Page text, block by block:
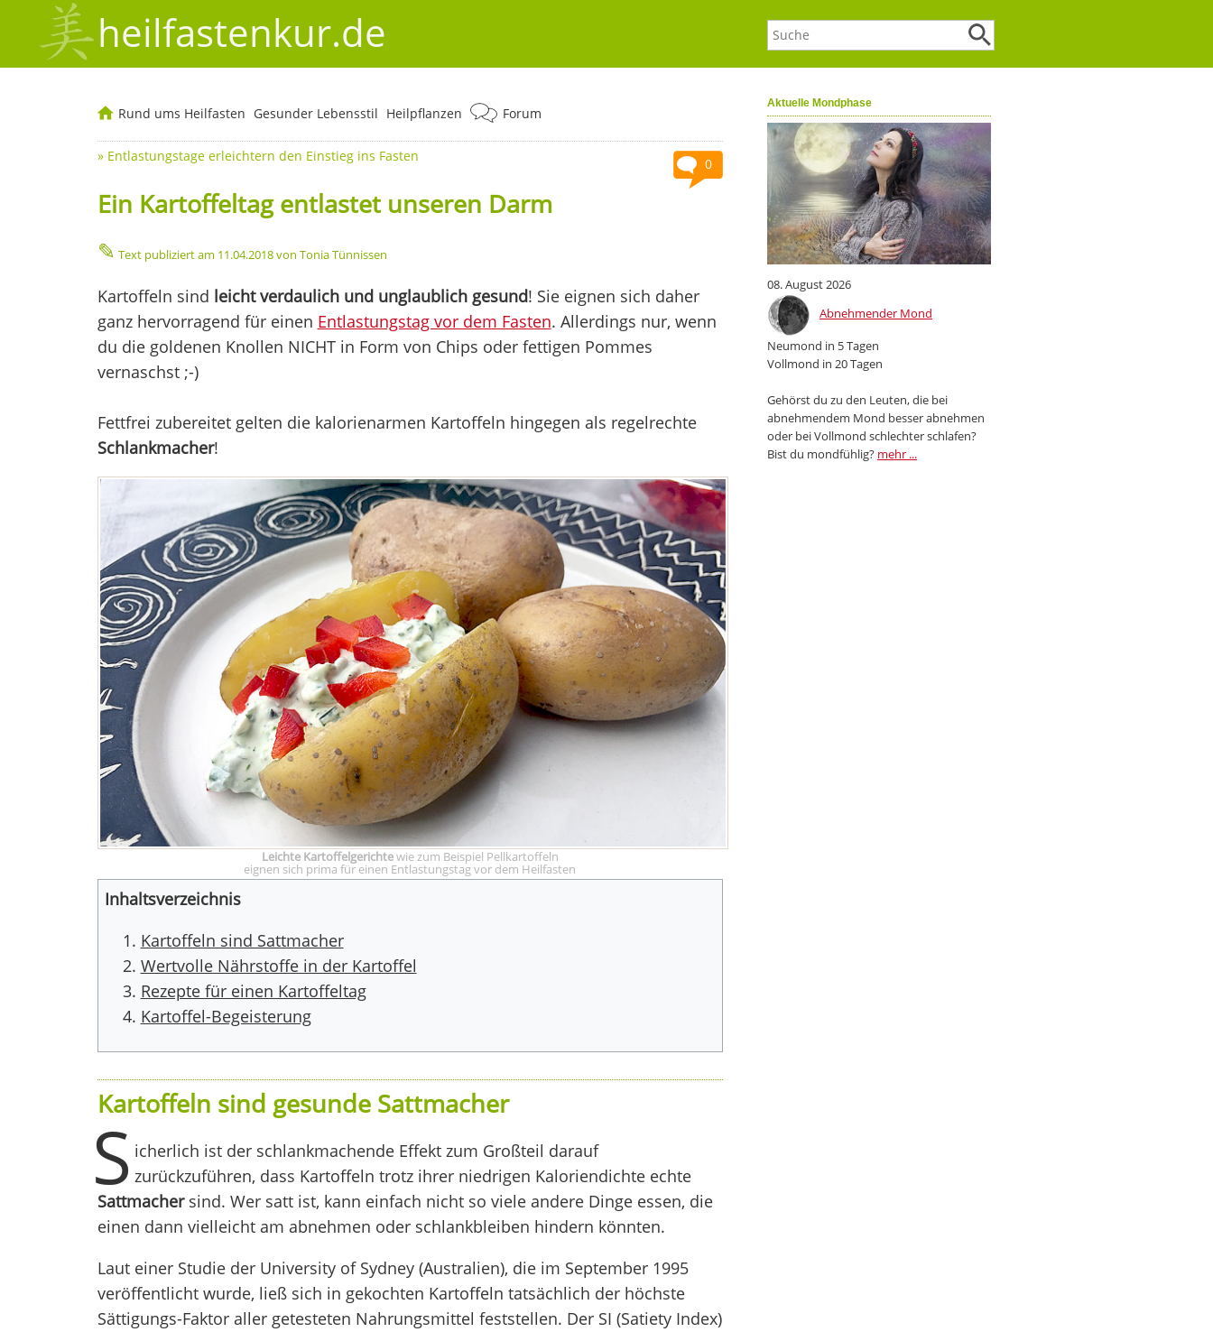
heilfastenkur.de
Aktuelle Mondphase
08. August 2026
Abnehmender Mond
Neumond in 5 Tagen
Vollmond in 20 Tagen
Gehörst du zu den Leuten, die bei
abnehmendem Mond besser abnehmen
oder bei Vollmond schlechter schlafen?
Bist du mondfühlig? mehr ...
Rund ums Heilfasten Gesunder Lebensstil Heilpflanzen Forum
0
» Entlastungstage erleichtern den Einstieg ins Fasten
Ein Kartoffeltag entlastet unseren Darm
✎ Text publiziert am 11.04.2018von Tonia Tünnissen
Kartoffeln sind leicht verdaulich und unglaublich gesund! Sie eignen sich daher
ganz hervorragend für einen Entlastungstag vor dem Fasten. Allerdings nur, wenn
du die goldenen Knollen NICHT in Form von Chips oder fettigen Pommes
vernaschst ;-)
Fettfrei zubereitet gelten die kalorienarmen Kartoffeln hingegen als regelrechte
Schlankmacher!
Leichte Kartoffelgerichtewie zum Beispiel Pellkartoffeln
eignen sich prima für einen Entlastungstag vor dem Heilfasten
Inhaltsverzeichnis
Kartoffeln sind Sattmacher
Wertvolle Nährstoffe in der Kartoffel
Rezepte für einen Kartoffeltag
Kartoffel-Begeisterung
Kartoffeln sind gesunde Sattmacher
S icherlich ist der schlankmachende Effekt zum Großteil darauf
zurückzuführen, dass Kartoffeln trotz ihrer niedrigen Kaloriendichte echte
Sattmacher sind. Wer satt ist, kann einfach nicht so viele andere Dinge essen, die
einen dann vielleicht am abnehmen oder schlankbleiben hindern könnten.
Laut einer Studie der University of Sydney (Australien), die im September 1995
veröffentlicht wurde, ließ sich in gekochten Kartoffeln tatsächlich der höchste
Sättigungs-Faktor aller getesteten Nahrungsmittel feststellen. Der SI (Satiety Index)